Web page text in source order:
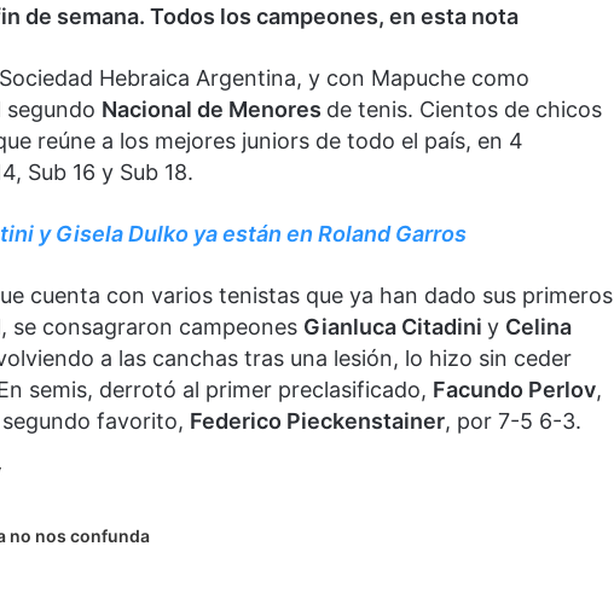
de semana. Todos los campeones, en esta nota
Hebraica Argentina, y con Mapuche como
segundo Nacional de Menores de tenis. Cientos de chicos
reúne a los mejores juniors de todo el país, en 4
Sub 16 y Sub 18.
y Gisela Dulko ya están en Roland Garros
cuenta con varios tenistas que ya han dado sus primeros
se consagraron campeones Gianluca Citadini y Celina
a las canchas tras una lesión, lo hizo sin ceder
semis, derrotó al primer preclasificado, Facundo Perlov,
favorito, Federico Pieckenstainer, por 7-5 6-3.
no nos confunda